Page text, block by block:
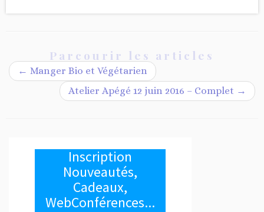
Parcourir les articles
← Manger Bio et Végétarien
Atelier Apégé 12 juin 2016 – Complet →